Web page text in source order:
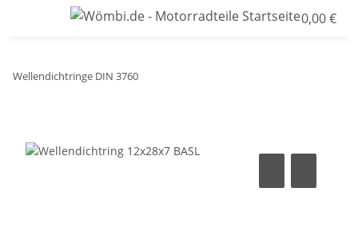
0,00 €
Wellendichtringe DIN 3760